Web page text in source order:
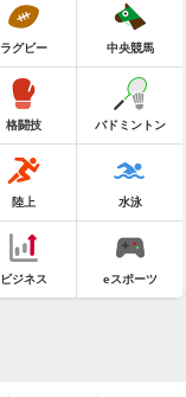
ラグビー 中央競馬
格闘技 バドミントン
陸上 水泳
ビジネス eスポーツ